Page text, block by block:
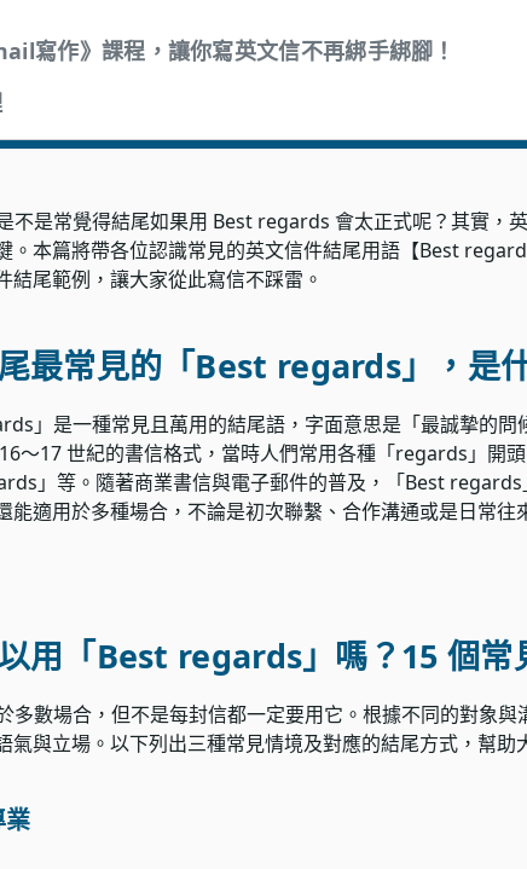
寫作》課程，讓你寫英文信不再綁手綁腳！
不是常覺得結尾如果用 Best regards 會太正式呢？其實，
。本篇將帶各位認識常見的英文信件結尾用語【Best
結尾範例，讓大家從此寫信不踩雷。
最常見的「Best regards」，是
」是一種常見且萬用的結尾語，字面意思是「最誠摯的問
～17 世紀的書信格式，當時人們常用各種「regards」開
」等。隨著商業書信與電子郵件的普及，「Best regards
能適用於多種場合，不論是初次聯繫、合作溝通或是日常往
用「Best regards」嗎？15 個常
數場合，但不是每封信都一定要用它。根據不同的對象與
氣與立場。以下列出三種常見情境及對應的結尾方式，幫助